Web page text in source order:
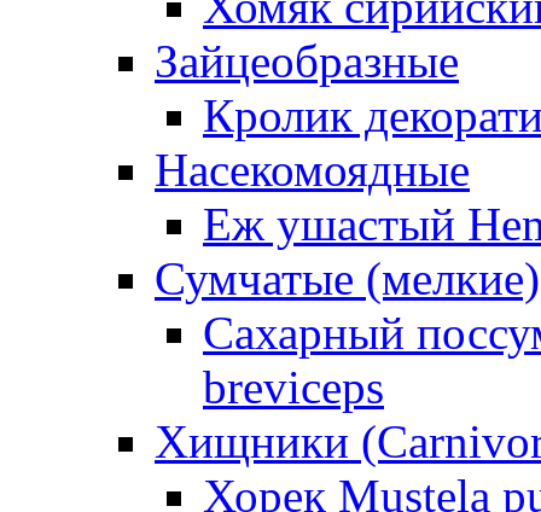
Зайцеобразные
Кролик
Насекомоядные
Еж ушастый
Сумчатые (мелкие)
Сахарный
breviceps
Хищники
Хорек Mustela